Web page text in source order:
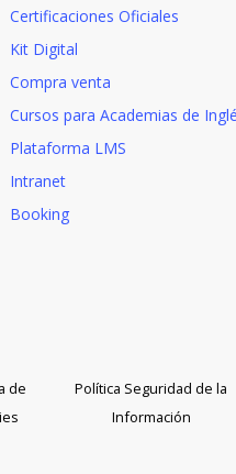
Certificaciones Oficiales
Kit Digital
Compra venta
Cursos para Academias de
Plataforma LMS
Intranet
Booking
de
Política Seguridad de la
Información